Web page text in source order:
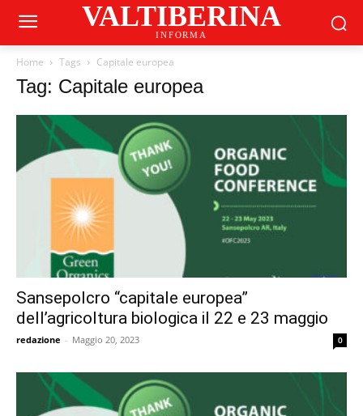
VALTIBERINA
INFORMA
Home Tags Capitale europea
Tag: Capitale europea
Sansepolcro “capitale europea”
dell’agricoltura biologica il 22 e 23 maggio
redazione - Maggio 20, 2023 0